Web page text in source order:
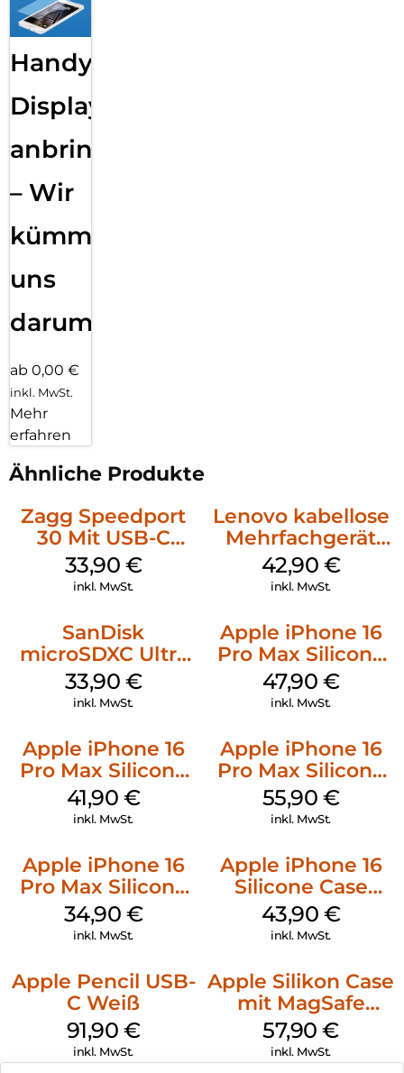
Handy
Displayfolie
anbringen
– Wir
kümmern
uns
darum!
ab 0,00 €
inkl. MwSt.
Mehr
erfahren
Ähnliche Produkte
Zagg Speedport
30 Mit USB-C
Kabel Weiß
33,90 €
inkl. MwSt.
Lenovo kabellose
Mehrfachgerät
Luna Grey
42,90 €
inkl. MwSt.
SanDisk
microSDXC Ultra
128 GB + Adapter
Mobile
33,90 €
inkl. MwSt.
Apple iPhone 16
Pro Max Silicone
Case MagSafe
Black
47,90 €
inkl. MwSt.
Apple iPhone 16
Pro Max Silicone
Case MagSafe
Ultramarine
41,90 €
inkl. MwSt.
Apple iPhone 16
Pro Max Silicone
Case MagSafe
Stone Gray
55,90 €
inkl. MwSt.
Apple iPhone 16
Pro Max Silicone
Case MagSafe
Denim
34,90 €
inkl. MwSt.
Apple iPhone 16
Silicone Case
MagSafe Plum
43,90 €
inkl. MwSt.
Apple Pencil USB-
C Weiß
91,90 €
inkl. MwSt.
Apple Silikon Case
mit MagSafe
iPhone 14 Pro
(PRODUCT)RED
57,90€
inkl. MwSt.